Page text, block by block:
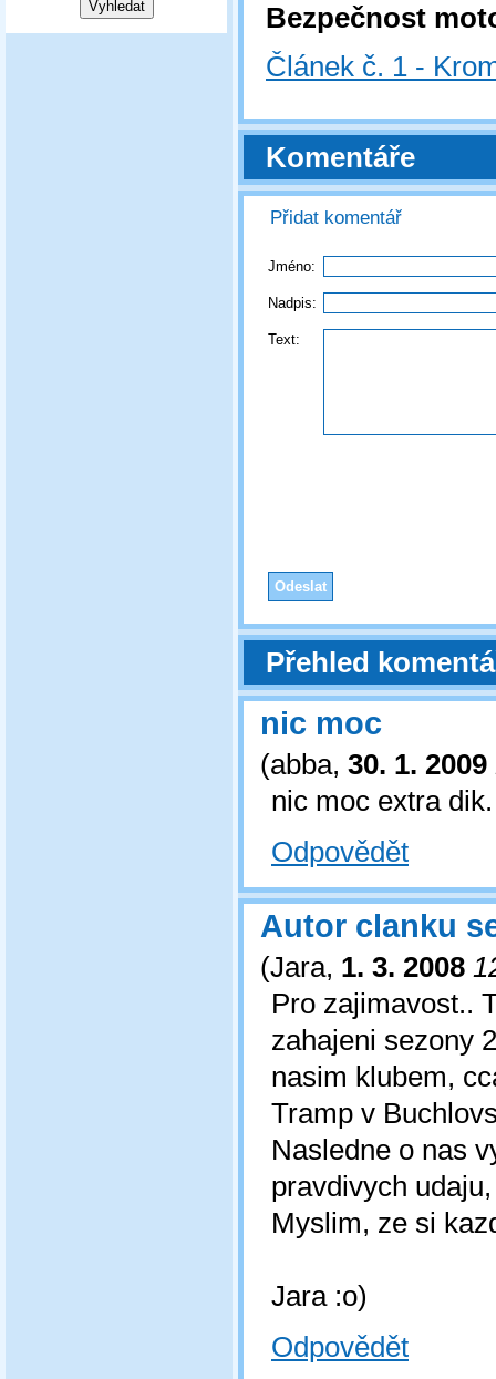
Bezpečnost
Článek č. 1 -
Komentáře
Přidat komentář
Jméno:
Nadpis:
Text:
Přehled
nic moc
(abba, 30. 1. 2009
nic moc extra dik.
Odpovědět
Autor clanku
(Jara, 1. 3. 2008
Pro zajimavost..
zahajeni sezony
nasim klubem,
Tramp v
Nasledne o nas
pravdivych
Myslim, ze si
Jara :o)
Odpovědět